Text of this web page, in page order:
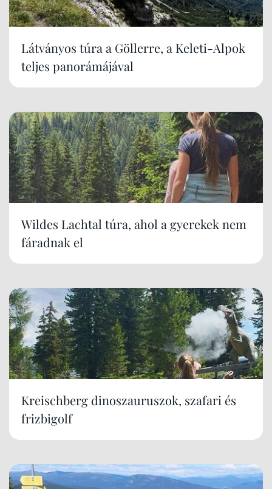
Látványos túra a Göllerre, a Keleti-Alpok
teljes panorámájával
Wildes Lachtal túra, ahol a gyerekek nem
fáradnak el
Kreischberg dinoszauruszok, szafari és
frizbigolf